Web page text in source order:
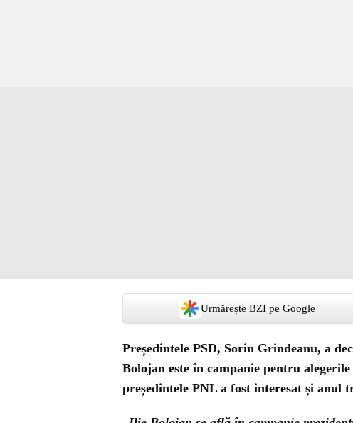
Urmărește BZI pe Google
Președintele PSD, Sorin Grindeanu, a
Bolojan este în campanie pentru
președintele PNL a fost interesat și anul